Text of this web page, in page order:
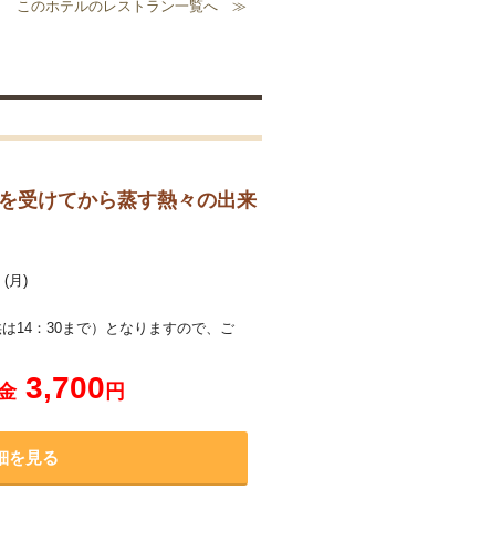
受けてから蒸す熱々の出来
(月)
14：30まで）となりますので、ご
3,700 円
を見る